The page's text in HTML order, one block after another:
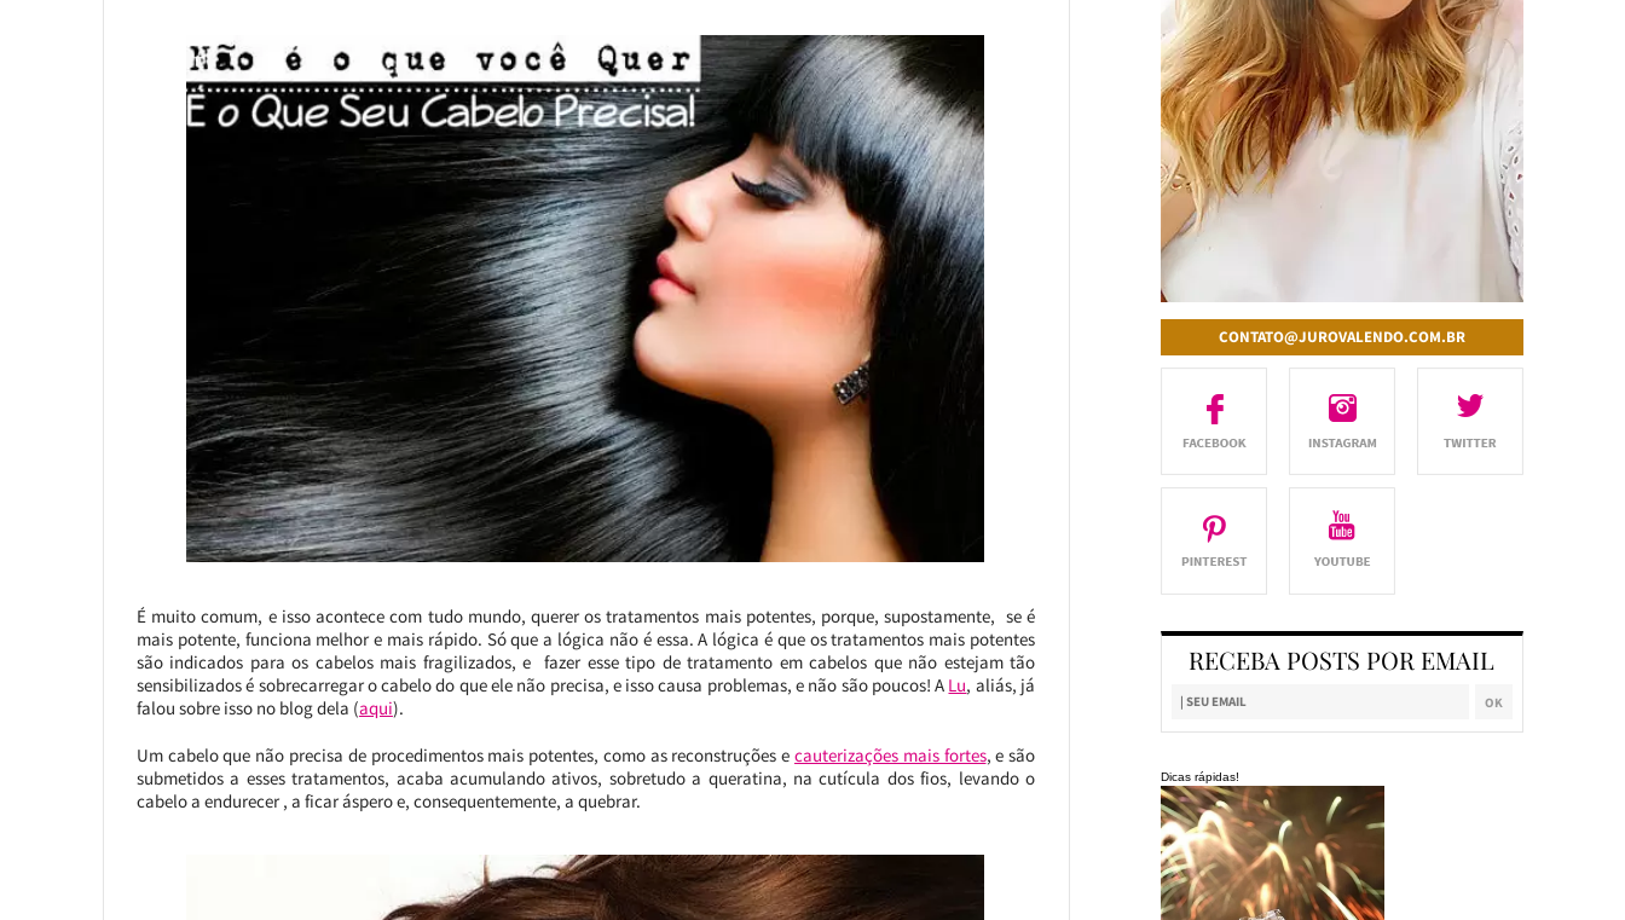
É muito comum, e isso acontece com tudo mundo, querer os tratamentos mais potentes, porque, supostamente, se é
mais potente, funciona melhor e mais rápido. Só que a lógica não é essa. A lógica é que os tratamentos mais potentes
são indicados para os cabelos mais fragilizados, e fazer esse tipo de tratamento em cabelos que não estejam tão
sensibilizados é sobrecarregar o cabelo do que ele não precisa, e isso causa problemas, e não são poucos! A Lu, aliás, já
falou sobre isso no blog dela (aqui).
Um cabelo que não precisa de procedimentos mais potentes, como as reconstruções e cauterizações mais fortes, e são
submetidos a esses tratamentos, acaba acumulando ativos, sobretudo a queratina, na cutícula dos fios, levando o
cabelo a endurecer , a ficar áspero e, consequentemente, a quebrar.
CONTATO@JUROVALENDO.COM.BR
RECEBA POSTS POR EMAIL
Dicas rápidas!